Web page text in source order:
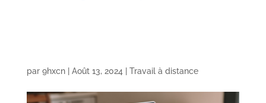
par 9hxcn| Août 13, 2024| Travail à distance